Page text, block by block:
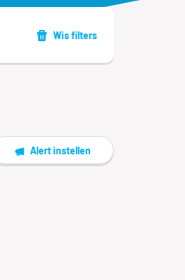
Wis filters
Alert instellen